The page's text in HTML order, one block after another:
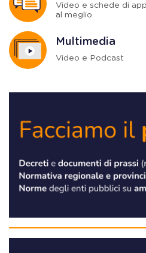
Video e schede di
al meglio
Multimedia
Video e Podcast